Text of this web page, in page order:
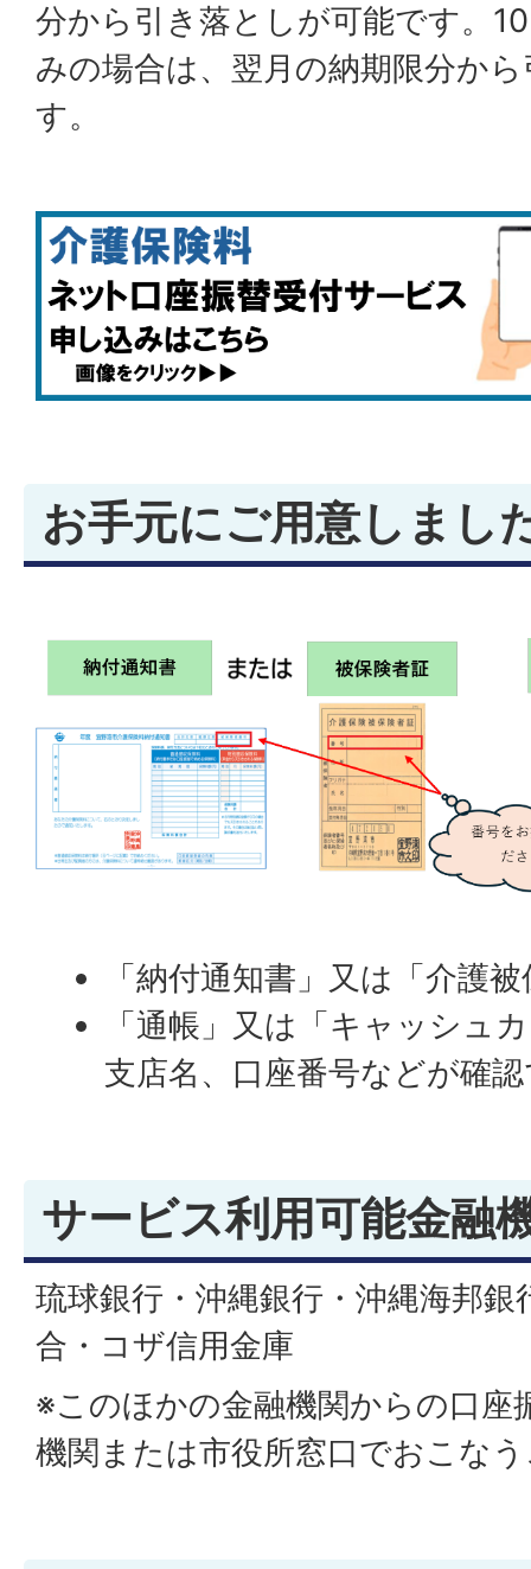
分から引き落としが可能です。
みの場合は、翌月の納期限分か
す。
お手元にご用意しまし
「納付通知書」又は「介護
「通帳」又は「キャッシュ
支店名、口座番号などが確
サービス利用可能金融
琉球銀行・沖縄銀行・沖縄海邦銀
合・コザ信用金庫
※このほかの金融機関からの口座
機関または市役所窓口でおこな